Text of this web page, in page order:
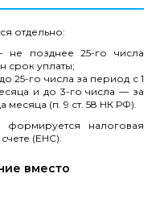
отдельно:
не позднее 25-го числа
срок уплаты;
25-го числа за период с 1
и до 3-го числа — за
месяца (п. 9 ст. 58 НК РФ).
формируется налоговая
(ЕНС).
вместо